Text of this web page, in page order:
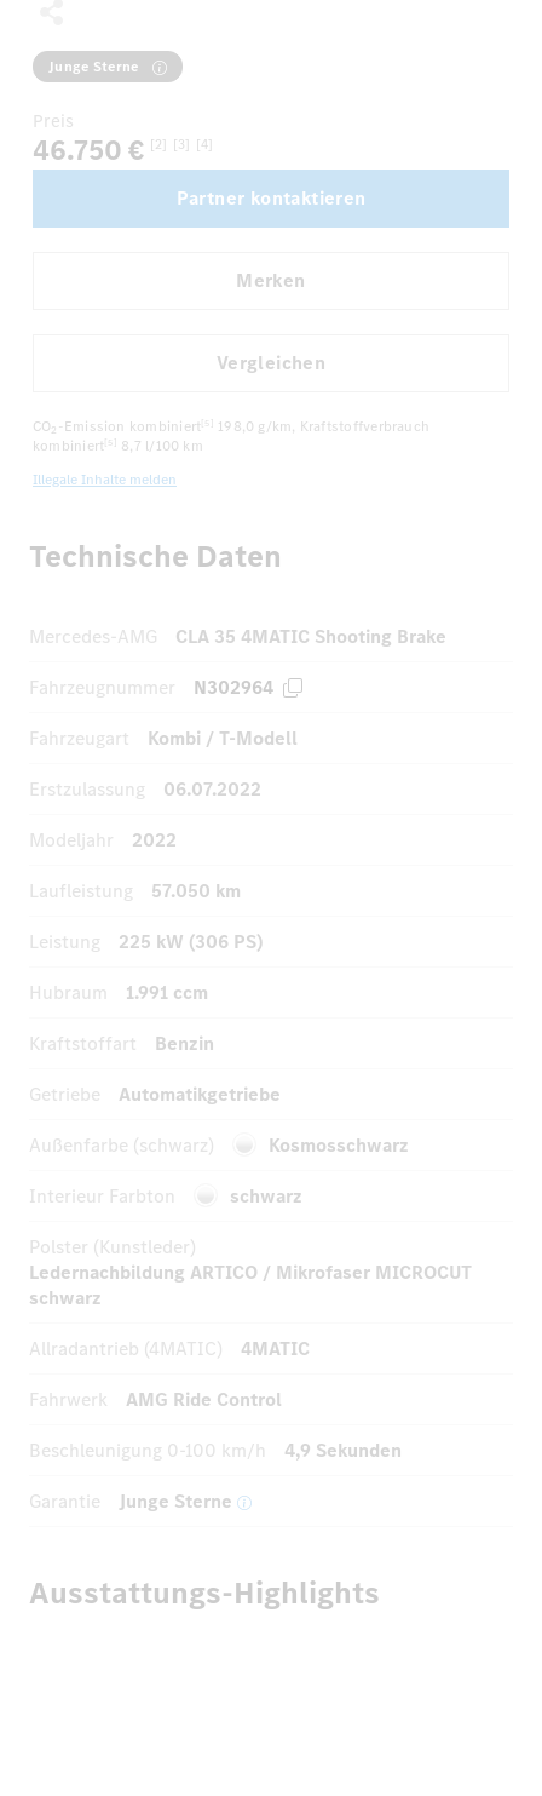
Technische Daten
Mercedes-AMG
CLA 35 4MATIC Shooting Brake
Fahrzeugnummer
N302964
Fahrzeugart
Kombi / T-Modell
Erstzulassung
06.07.2022
Modeljahr
2022
Laufleistung
57.050 km
Leistung
225 kW (306 PS)
Hubraum
1.991 ccm
Kraftstoffart
Benzin
Getriebe
Automatikgetriebe
Außenfarbe (schwarz)
Kosmosschwarz
Interieur Farbton
schwarz
Polster (Kunstleder)
Ledernachbildung ARTICO / Mikrofaser MICROCUT
schwarz
Allradantrieb (4MATIC)
4MATIC
Fahrwerk
AMG Ride Control
Beschleunigung 0-100 km/h
4,9 Sekunden
Garantie
Junge Sterne
Ausstattungs-Highlights
Junge Sterne
Preis
46.750 € [2] [3] [4]
Partner kontaktieren
Merken
Vergleichen
CO2 -Emission kombiniert [5] 198,0 g/km, Kraftstoffverbrauch
kombiniert [5] 8,7 l/100 km
Illegale Inhalte melden